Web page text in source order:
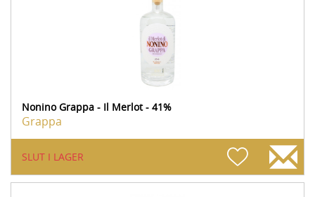
Nonino Grappa - Il Merlot - 41%
Grappa
SLUT I LAGER